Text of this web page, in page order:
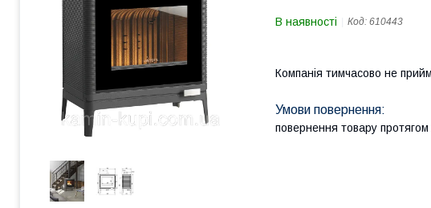
В наявності Код: 610443
Компанія тимчасово не
повернення товару протягом